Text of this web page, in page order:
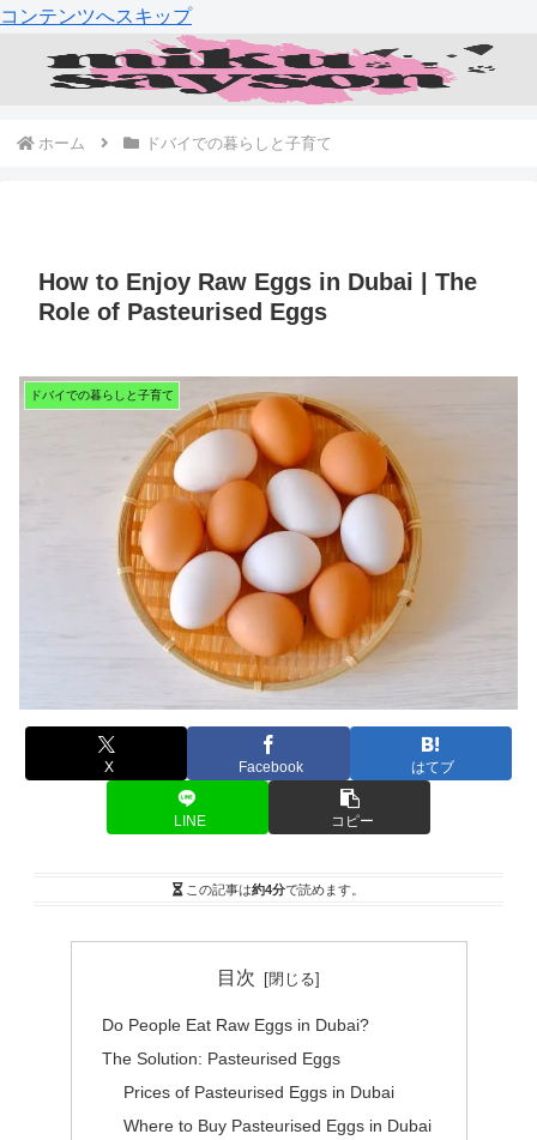
コンテンツへスキップ
ホーム ドバイでの暮らしと子育て
How to Enjoy Raw Eggs in Dubai | The
Role of Pasteurised Eggs
ドバイでの暮らしと子育て
X Facebook はてブ
LINE コピー
この記事は約4分で読めます。
目次
Do People Eat Raw Eggs in Dubai?
The Solution: Pasteurised Eggs
Prices of Pasteurised Eggs in Dubai
Where to Buy Pasteurised Eggs in Dubai